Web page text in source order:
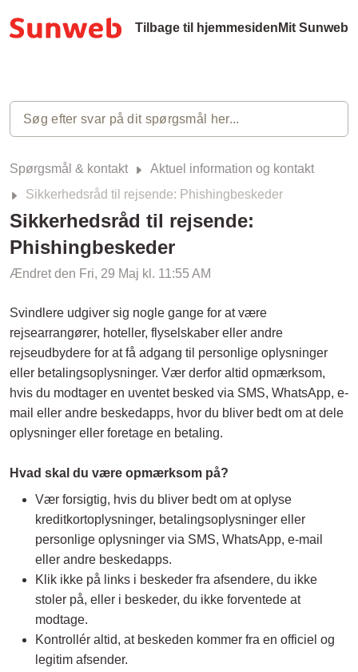
Tilbage til hjemmesiden Mit Sunweb
Spørgsmål & kontakt
Aktuel information og kontakt
Sikkerhedsråd til rejsende: Phishingbeskeder
Sikkerhedsråd til rejsende:
Phishingbeskeder
Ændret den Fri, 29 Maj kl. 11:55 AM
Svindlere udgiver sig nogle gange for at være
rejsearrangører, hoteller, flyselskaber eller andre
rejseudbydere for at få adgang til personlige oplysninger
eller betalingsoplysninger. Vær derfor altid opmærksom,
hvis du modtager en uventet besked via SMS, WhatsApp, e-
mail eller andre beskedapps, hvor du bliver bedt om at dele
oplysninger eller foretage en betaling.
Hvad skal du være opmærksom på?
Vær forsigtig, hvis du bliver bedt om at oplyse
kreditkortoplysninger, betalingsoplysninger eller
personlige oplysninger via SMS, WhatsApp, e-mail
eller andre beskedapps.
Klik ikke på links i beskeder fra afsendere, du ikke
stoler på, eller i beskeder, du ikke forventede at
modtage.
Kontrollér altid, at beskeden kommer fra en officiel og
legitim afsender.